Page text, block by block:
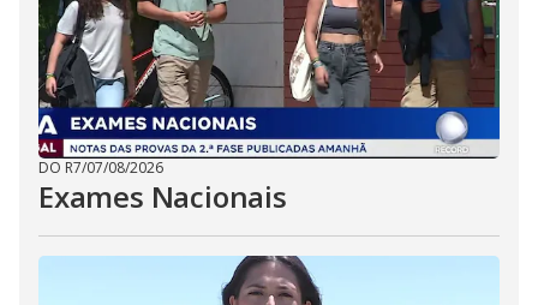
DO R7/07/08/2026
Exames Nacionais